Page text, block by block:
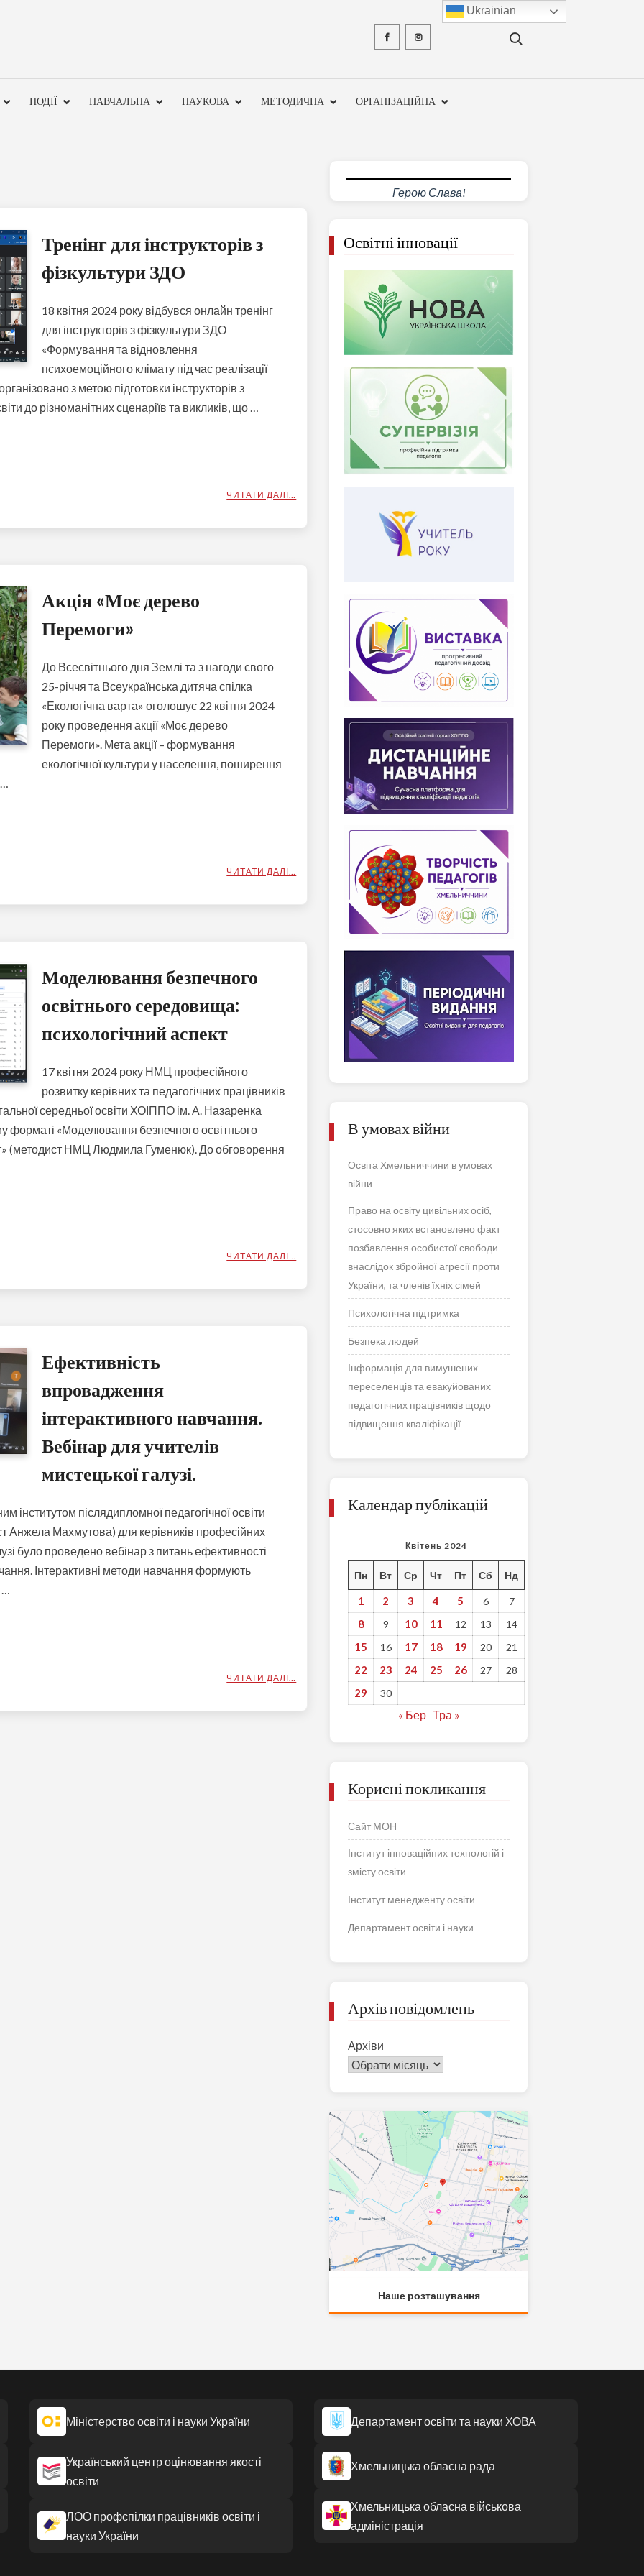
FacebookInstagram Search for:
ПОДІЇ НАВЧАЛЬНА НАУКОВА МЕТОДИЧНА ОРГАНІЗАЦІЙНА
Тренінг для інструкторів з
фізкультури ЗДО
18 квітня 2024 року відбувся онлайн тренінг
для інструкторів з фізкультури ЗДО
«Формування та відновлення
психоемоційного клімату під час реалізації
з метою підготовки інструкторів з
до різноманітних сценаріїв та викликів, що …
ЧИТАТИ ДАЛІ…
Акція «Моє дерево
Перемоги»
До Всесвітнього дня Землі та з нагоди свого
25-річчя та Всеукраїнська дитяча спілка
«Екологічна варта» оголошує 22 квітня 2024
року проведення акції «Моє дерево
Перемоги». Мета акції – формування
екологічної культури у населення, поширення
ЧИТАТИ ДАЛІ…
Моделювання безпечного
освітнього середовища:
психологічний аспект
17 квітня 2024 року НМЦ професійного
розвитку керівних та педагогічних працівників
середньої освіти ХОІППО ім. А. Назаренка
форматі «Моделювання безпечного освітнього
(методист НМЦ Людмила Гуменюк). До обговорення
ЧИТАТИ ДАЛІ…
Ефективність
впровадження
інтерактивного навчання.
Вебінар для учителів
мистецької галузі.
інститутом післядипломної педагогічної освіти
Анжела Махмутова) для керівників професійних
було проведено вебінар з питань ефективності
Інтерактивні методи навчання формують
…
ЧИТАТИ ДАЛІ…
Герою Слава!
Освітні інновації
В умовах війни
Освіта Хмельниччини в умовах
війни
Право на освіту цивільних осіб,
стосовно яких встановлено факт
позбавлення особистої свободи
внаслідок збройної агресії проти
України, та членів їхніх сімей
Психологічна підтримка
Безпека людей
Інформація для вимушених
переселенців та евакуйованих
педагогічних працівників щодо
підвищення кваліфікації
Календар публікацій
Квітень 2024
Пн Вт Ср Чт Пт Сб Нд
1 2 3 4 5 6 7
8 9 10 11 12 13 14
15 16 17 18 19 20 21
22 23 24 25 26 27 28
29 30
« Бер Тра »
Корисні покликання
Сайт МОН
Інститут інноваційних технологій і
змісту освіти
Інститут менедженту освіти
Департамент освіти і науки
Архів повідомлень
Архіви
Наше розташування
Міністерство освіти і науки України
Український центр оцінювання якості
освіти
ЛОО профспілки працівників освіти і
науки України
Департамент освіти та науки ХОВА
Хмельницька обласна рада
Хмельницька обласна військова
адміністрація
Ukrainian